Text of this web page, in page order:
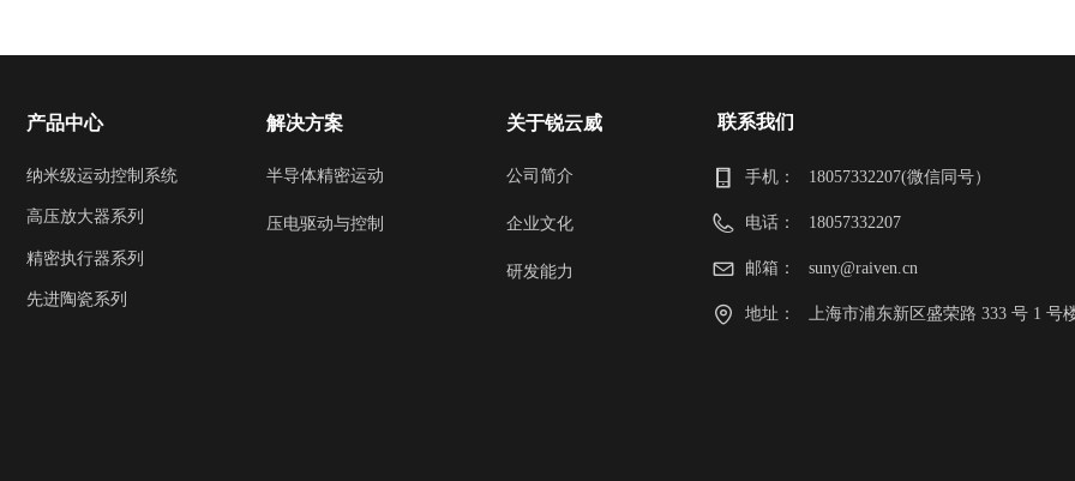
产品中心
纳米级运动控制系统
高压放大器系列
精密执行器系列
先进陶瓷系列
解决方案
半导体精密运动
压电驱动与控制
关于锐云威
公司简介
企业文化
研发能力
联系我们
手机： 18057332207(微信同号）
电话： 18057332207
邮箱： suny@raiven.cn
地址： 上海市浦东新区盛荣路 333 号 1 号